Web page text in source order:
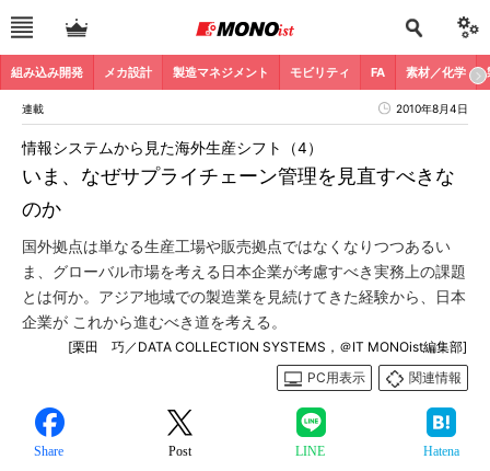
組み込み開発 メカ設計 製造マネジメント モビリティ FA 素材／化学
連載 2010年8月4日
いま、なぜサプライチェーン管理を見直すべきな
のか
情報システムから見た海外生産シフト（4）
国外拠点は単なる生産工場や販売拠点ではなくなりつつあるい
ま、グローバル市場を考える日本企業が考慮すべき実務上の課題
とは何か。アジア地域での製造業を見続けてきた経験から、日本
企業が これから進むべき道を考える。
[栗田 巧／DATA COLLECTION SYSTEMS，＠IT MONOist編集部]
PC用表示
関連情報
Share Post LINE Hatena